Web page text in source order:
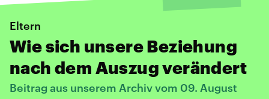
Eltern
Wie sich unsere Beziehung
nach dem Auszug verändert
Beitrag aus unserem Archiv vom 09. August